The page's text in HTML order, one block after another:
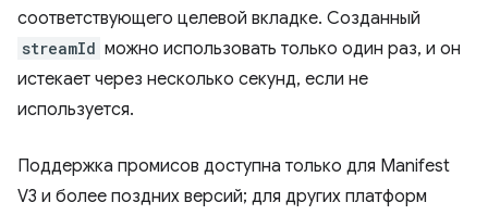
соответствующего целевой вкладке. Созданный
streamId можно использовать только один раз, и он
истекает через несколько секунд, если не
используется.
Поддержка промисов доступна только для Manifest
V3 и более поздних версий; для других платформ